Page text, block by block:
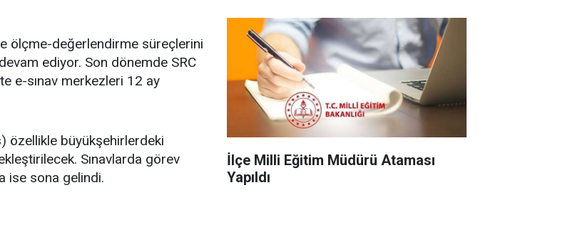
ölçme-değerlendirme süreçlerini
ediyor. Son dönemde SRC
e-sınav merkezleri 12 ay
özellikle büyükşehirlerdeki
Sınavlarda görev
ise sona gelindi.
İlçe Milli Eğitim Müdürü Ataması
Yapıldı